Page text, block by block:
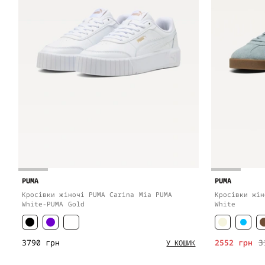
PUMA
Кросівки жіночі PUMA Carina Mia PUMA
White-PUMA Gold
3790 грн У КОШИК
PUMA
Кросівки
White
2552 грн